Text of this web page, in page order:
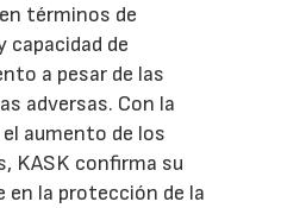
términos de
de
a pesar de las
adversas. Con la
aumento de los
KASK confirma su
en la protección de la